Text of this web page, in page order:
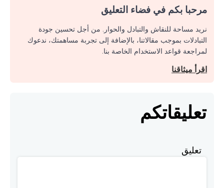
مرحبا بكم في فضاء التعليق
نريد مساحة للنقاش والتبادل والحوار. من أجل تحسين جودة
التبادلات بموجب مقالاتنا، بالإضافة إلى تجربة مساهمتك، ندعوك
لمراجعة قواعد الاستخدام الخاصة بنا.
اقرأ ميثاقنا
تعليقاتكم
تعليق